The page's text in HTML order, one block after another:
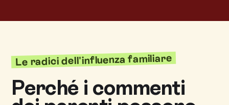
Le radici dell'influenza familiare
Perché i commenti